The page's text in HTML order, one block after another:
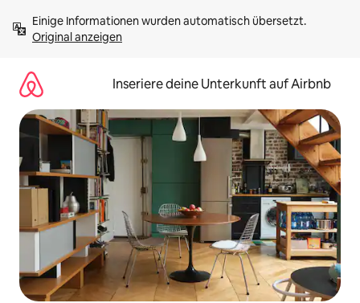
Inhalten
springenOriginal anzeigen
Inseriere deine Unterkunft auf Airbnb